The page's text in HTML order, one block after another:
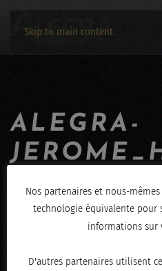
Skip to main content
ALEGRA-
01112019-
NOVEMBRE 4, 2019
Nos partenaires et nous-
technologie équivalente pour
informations sur
D'autres partenaires utilisent